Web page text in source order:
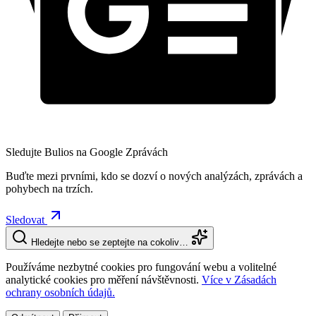
Sledujte Bulios na Google Zprávách
Buďte mezi prvními, kdo se dozví o nových analýzách, zprávách a
pohybech na trzích.
Sledovat
Hledejte nebo se zeptejte na cokoliv…
Používáme nezbytné cookies pro fungování webu a volitelné
analytické cookies pro měření návštěvnosti. Více v Zásadách
ochrany osobních údajů.